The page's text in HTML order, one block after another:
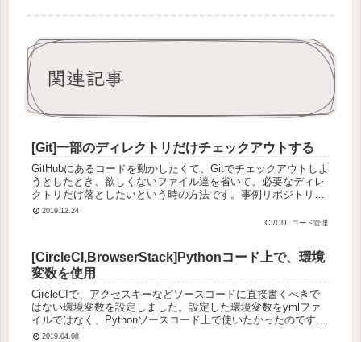
関連記事
[Git]一部のディレクトリだけチェックアウトする
GitHubにあるコードを動かしたくて、Gitでチェックアウトしよ
うとしたとき、欲しくないファイル達を省いて、必要なディレ
クトリだけ落としたいという時の方法です。事例リポジトリ
https://github.com/USER_NAME/Rep...
2019.12.24
CI/CD, コード管理
[CircleCI,BrowserStack]Pythonコード上で、環境
変数を使用
CircleCIで、アクセスキーなどソースコードに直接書くべきで
はない環境変数を設定しました。設定した環境変数をymlファ
イルではなく、Pythonソースコード上で使いたかったのです
が、やり方にはまったので、やり方を残しておきます。環境変
2019.04.08